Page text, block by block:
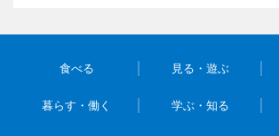
食べる 見る・遊ぶ
暮らす・働く 学ぶ・知る